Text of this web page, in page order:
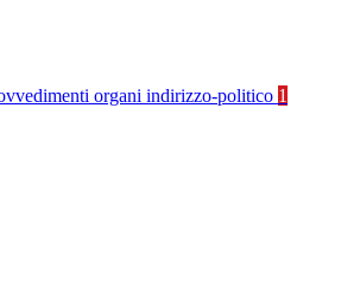
organi indirizzo-politico 1